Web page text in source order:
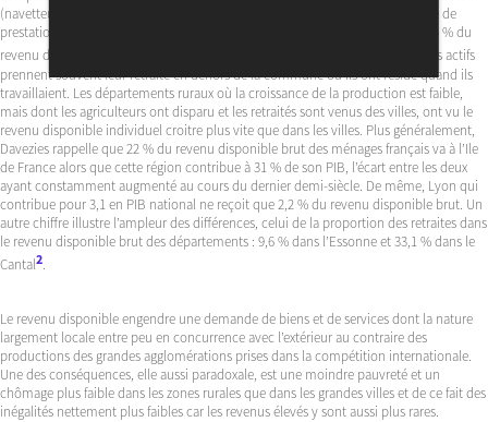
(navetteurs). Ensuite, en mutualisant les risques, l’État redistribue sous forme de
prestations les charges sociales (allocations familiales, chômage, maladie). 45 % du
revenu des 10 % de revenus les plus faibles en provient
. En troisième lieu, les actifs
prennent souvent leur retraite en dehors de la commune où ils ont résidé quand ils
travaillaient. Les départements ruraux où la croissance de la production est faible,
mais dont les agriculteurs ont disparu et les retraités sont venus des villes, ont vu le
revenu disponible individuel croitre plus vite que dans les villes. Plus généralement,
Davezies rappelle que 22 % du revenu disponible brut des ménages français va à l’Ile
de France alors que cette région contribue à 31 % de son PIB, l’écart entre les deux
ayant constamment augmenté au cours du dernier demi-siècle. De même, Lyon qui
contribue pour 3,1 en PIB national ne reçoit que 2,2 % du revenu disponible brut. Un
autre chiffre illustre l’ampleur des différences, celui de la proportion des retraites dans
le revenu disponible brut des départements : 9,6 % dans l’Essonne et 33,1 % dans le
Cantal2.
Le revenu disponible engendre une demande de biens et de services dont la nature
largement locale entre peu en concurrence avec l’extérieur au contraire des
productions des grandes agglomérations prises dans la compétition internationale.
Une des conséquences, elle aussi paradoxale, est une moindre pauvreté et un
chômage plus faible dans les zones rurales que dans les grandes villes et de ce fait des
inégalités nettement plus faibles car les revenus élevés y sont aussi plus rares.